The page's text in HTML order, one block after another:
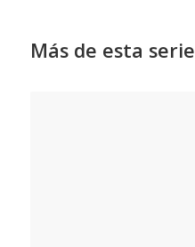
Más de esta serie